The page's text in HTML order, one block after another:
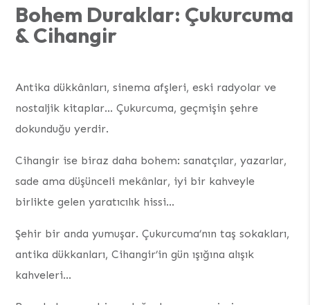
Bohem Duraklar: Çukurcuma
& Cihangir
Antika dükkânları, sinema afşleri, eski radyolar ve
nostaljik kitaplar… Çukurcuma, geçmişin şehre
dokunduğu yerdir.
Cihangir ise biraz daha bohem: sanatçılar, yazarlar,
sade ama düşünceli mekânlar, iyi bir kahveyle
birlikte gelen yaratıcılık hissi…
Şehir bir anda yumuşar. Çukurcuma’nın taş sokakları,
antika dükkanları, Cihangir’in gün ışığına alışık
kahveleri…